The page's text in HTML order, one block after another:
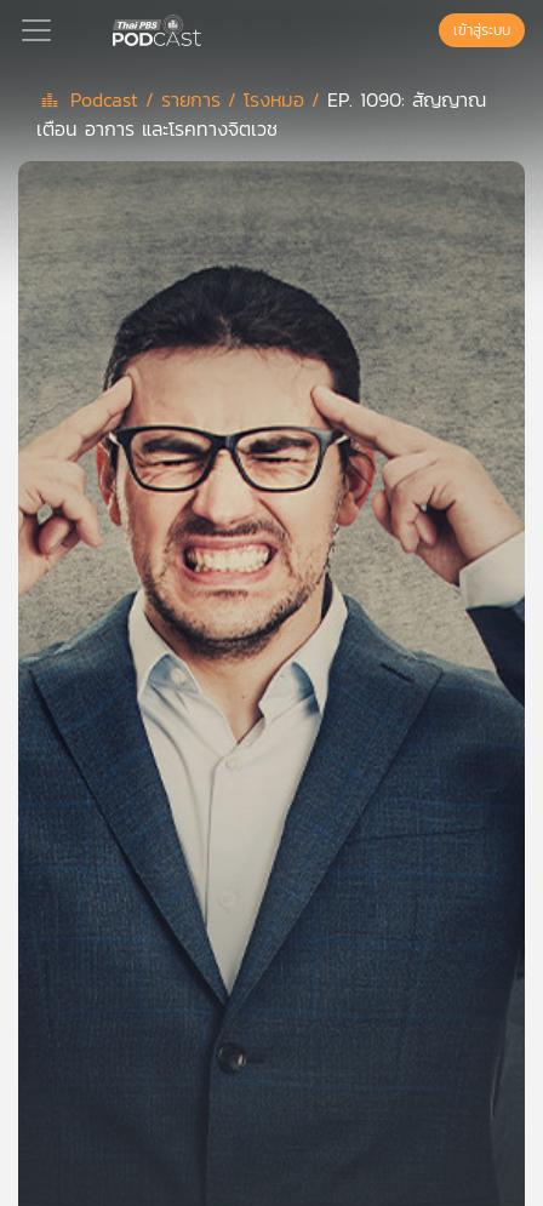
Podcast
ลิ
สต์
แนะนำ
เพล
ย์
สต์
ของ
คุณ
เพลง
บทความ
ข่าว
และ
กิจกรรม
เกี่ยว
เข้าสู่ระบบ
Podcast / รายการ /โรงหมอ / EP. 1090: สัญญาณ
เตือน อาการ และโรคทางจิตเวช